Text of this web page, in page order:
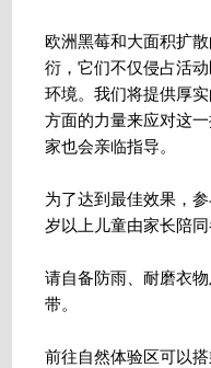
欧洲黑莓和大面积扩
衍，它们不仅侵占活
环境。我们将提供厚
方面的力量来应对这
家也会亲临指导。
为了达到最佳效果，
岁以上儿童由家长陪同
请自备防雨、耐磨衣
带。
前往自然体验区可以